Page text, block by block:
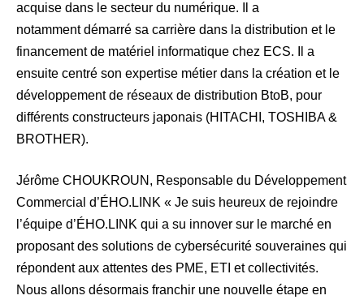
acquise dans le secteur du numérique. Il a
notamment démarré sa carrière dans la distribution et le
financement de matériel informatique chez ECS. Il a
ensuite centré son expertise métier dans la création et le
développement de réseaux de distribution BtoB, pour
différents constructeurs japonais (HITACHI, TOSHIBA &
BROTHER).
Jérôme CHOUKROUN, Responsable du Développement
Commercial d’ÉHO.LINK « Je suis heureux de rejoindre
l’équipe d’ÉHO.LINK qui a su innover sur le marché en
proposant des solutions de cybersécurité souveraines qui
répondent aux attentes des PME, ETI et collectivités.
Nous allons désormais franchir une nouvelle étape en